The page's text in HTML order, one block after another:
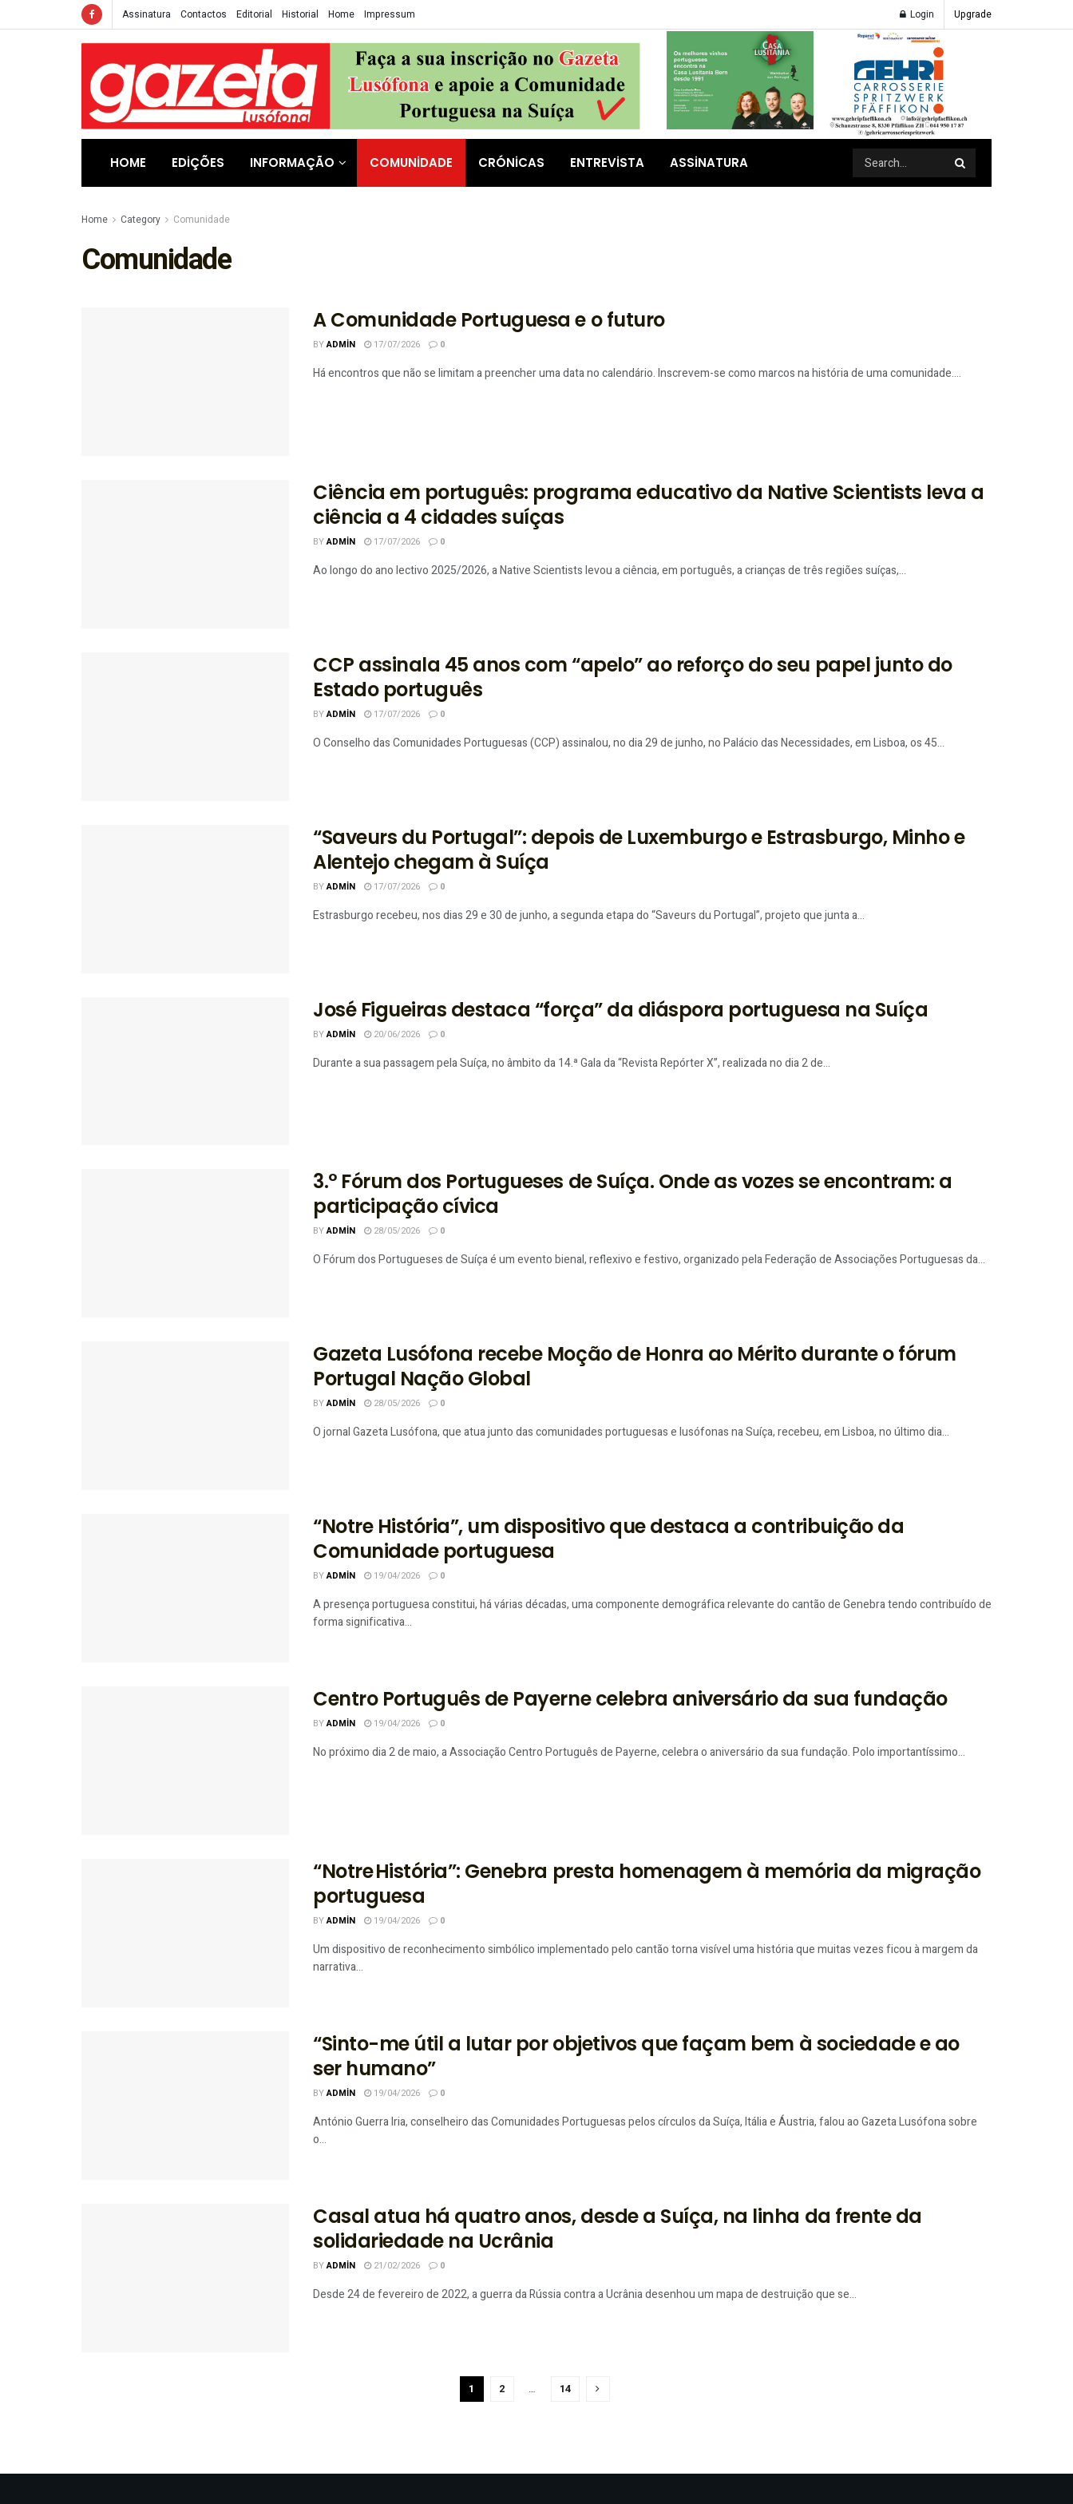
Assinatura Contactos Editorial Historial Home Impressum Login Upgrade
HOME EDIÇÕES INFORMAÇÃO COMUNIDADE CRÓNICAS ENTREVISTA ASSINATURA
Home Category Comunidade
Comunidade
A Comunidade Portuguesa e o futuro
BYADMIN 17/07/2026 0
Há encontros que não se limitam a preencher uma data no calendário. Inscrevem-se como marcos na história de uma comunidade....
Ciência em português: programa educativo da Native Scientists leva a
ciência a 4 cidades suíças
BYADMIN 17/07/2026 0
Ao longo do ano lectivo 2025/2026, a Native Scientists levou a ciência, em português, a crianças de três regiões suíças,...
CCP assinala 45 anos com “apelo” ao reforço do seu papel junto do
Estado português
BYADMIN 17/07/2026 0
O Conselho das Comunidades Portuguesas (CCP) assinalou, no dia 29 de junho, no Palácio das Necessidades, em Lisboa, os 45...
“Saveurs du Portugal”: depois de Luxemburgo e Estrasburgo, Minho e
Alentejo chegam à Suíça
BYADMIN 17/07/2026 0
Estrasburgo recebeu, nos dias 29 e 30 de junho, a segunda etapa do “Saveurs du Portugal”, projeto que junta a...
José Figueiras destaca “força” da diáspora portuguesa na Suíça
BYADMIN 20/06/2026 0
Durante a sua passagem pela Suíça, no âmbito da 14.ª Gala da “Revista Repórter X”, realizada no dia 2 de...
3.° Fórum dos Portugueses de Suíça. Onde as vozes se encontram: a
participação cívica
BYADMIN 28/05/2026 0
O Fórum dos Portugueses de Suíça é um evento bienal, reflexivo e festivo, organizado pela Federação de Associações Portuguesas da...
Gazeta Lusófona recebe Moção de Honra ao Mérito durante o fórum
Portugal Nação Global
BYADMIN 28/05/2026 0
O jornal Gazeta Lusófona, que atua junto das comunidades portuguesas e lusófonas na Suíça, recebeu, em Lisboa, no último dia...
“Notre História”, um dispositivo que destaca a contribuição da
Comunidade portuguesa
BYADMIN 19/04/2026 0
A presença portuguesa constitui, há várias décadas, uma componente demográfica relevante do cantão de Genebra tendo contribuído de
forma significativa...
Centro Português de Payerne celebra aniversário da sua fundação
BYADMIN 19/04/2026 0
No próximo dia 2 de maio, a Associação Centro Português de Payerne, celebra o aniversário da sua fundação. Polo importantíssimo...
“Notre História”: Genebra presta homenagem à memória da migração
portuguesa
BYADMIN 19/04/2026 0
Um dispositivo de reconhecimento simbólico implementado pelo cantão torna visível uma história que muitas vezes ficou à margem da
narrativa...
“Sinto-me útil a lutar por objetivos que façam bem à sociedade e ao
ser humano”
BYADMIN 19/04/2026 0
António Guerra Iria, conselheiro das Comunidades Portuguesas pelos círculos da Suíça, Itália e Áustria, falou ao Gazeta Lusófona sobre
o...
Casal atua há quatro anos, desde a Suíça, na linha da frente da
solidariedade na Ucrânia
BYADMIN 21/02/2026 0
Desde 24 de fevereiro de 2022, a guerra da Rússia contra a Ucrânia desenhou um mapa de destruição que se...
1 2 … 14